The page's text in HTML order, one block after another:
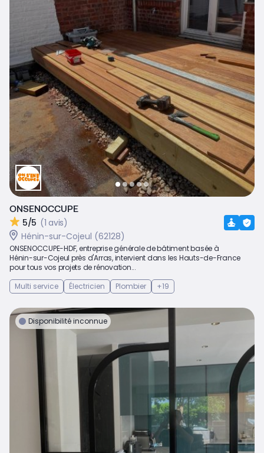
ONSENOCCUPE
5/5 (1 avis)
Hénin-sur-Cojeul (62128)
ONSENOCCUPE-HDF, entreprise générale de bâtiment basée à
Hénin-sur-Cojeul près d'Arras, intervient dans les Hauts-de-France
pour tous vos projets de rénovation...
Multi service
Électricien Plombier +19
Disponibilité inconnue